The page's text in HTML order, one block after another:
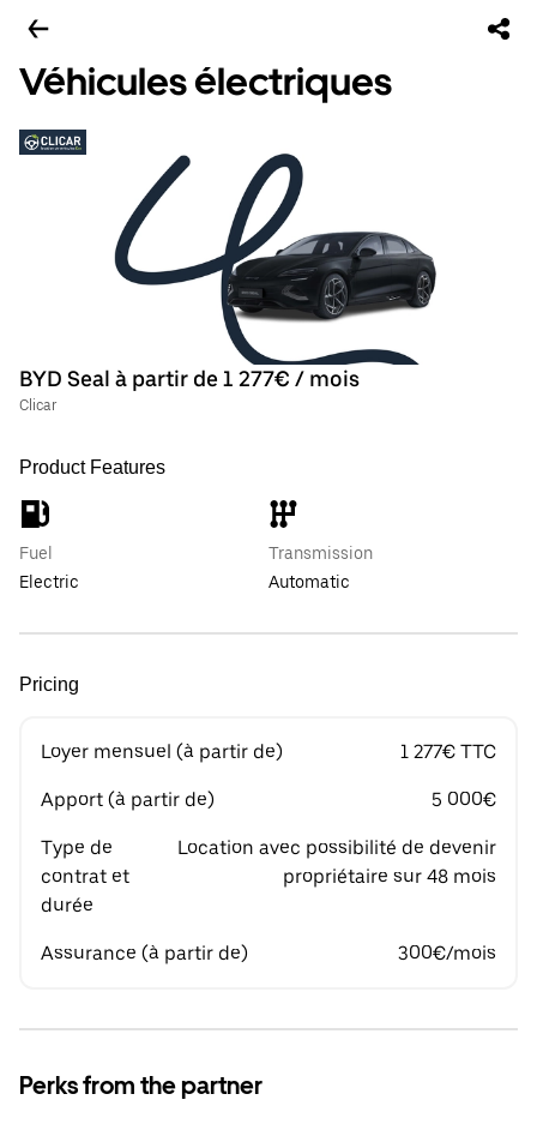
Véhicules électriques
BYD Seal à partir de 1 277€ / mois
Clicar
Product Features
Fuel
Electric
Transmission
Automatic
Pricing
Loyer mensuel (à partir de) 1 277€ TTC
Apport (à partir de) 5 000€
Type de
contrat et
durée
Location avec possibilité de devenir
propriétaire sur 48 mois
Assurance (à partir de) 300€/mois
Perks from the partner